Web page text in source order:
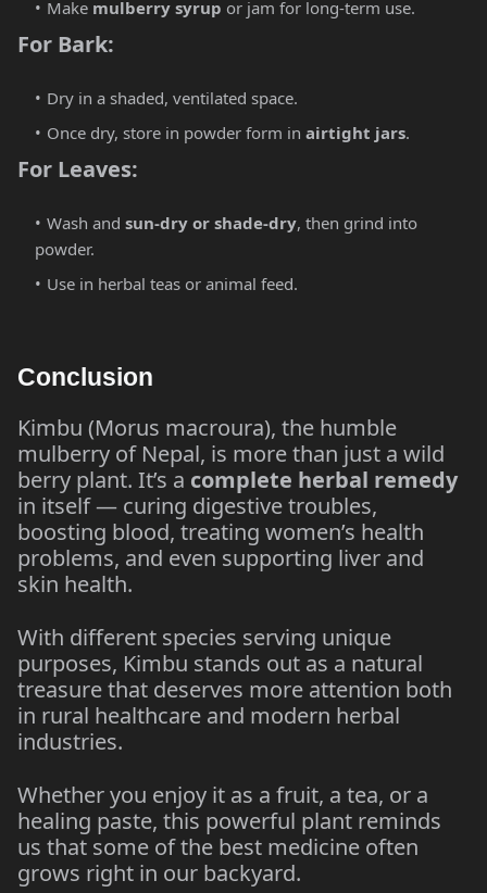
Make mulberry syrup or jam for long-term use.
For Bark:
Dry in a shaded, ventilated space.
Once dry, store in powder form in airtight jars.
For Leaves:
Wash and sun-dry or shade-dry, then grind into
powder.
Use in herbal teas or animal feed.
Conclusion
Kimbu (Morus macroura), the humble
mulberry of Nepal, is more than just a wild
berry plant. It’s a complete herbal remedy
in itself — curing digestive troubles,
boosting blood, treating women’s health
problems, and even supporting liver and
skin health.
With different species serving unique
purposes, Kimbu stands out as a natural
treasure that deserves more attention both
in rural healthcare and modern herbal
industries.
Whether you enjoy it as a fruit, a tea, or a
healing paste, this powerful plant reminds
us that some of the best medicine often
grows right in our backyard.